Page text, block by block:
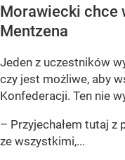
Morawiecki chce
Mentzena
Jeden z uczestników
czy jest możliwe, aby
Konfederacji. Ten nie
– Przyjechałem tutaj z
ze wszystkimi,...